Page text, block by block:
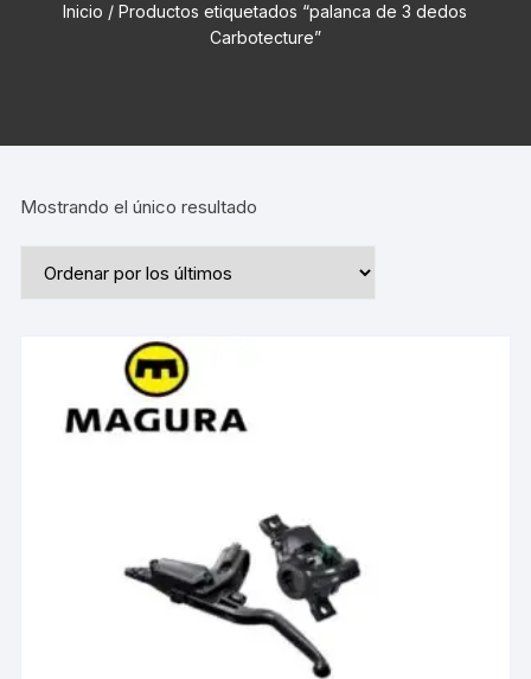
Inicio / Productos etiquetados “palanca de 3 dedos
Carbotecture”
Mostrando el único resultado